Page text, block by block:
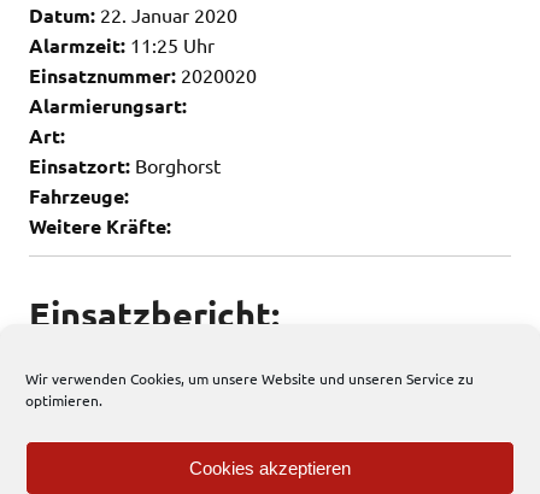
Wir verwenden Cookies, um unsere Website und unseren Service zu
optimieren.
Cookies akzeptieren
Datum: 22. Januar 2020
Alarmzeit: 11:25 Uhr
Einsatznummer: 2020020
Alarmierungsart:
Art:
Einsatzort: Borghorst
Fahrzeuge:
Weitere Kräfte:
Einsatzbericht:
Allgemein